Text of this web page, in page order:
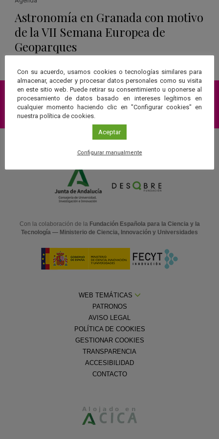
Astronomía en Granada con motivo
de la VII Semana Europea de
Geoparques
Suscríbete a nuestra Newsletter
Una web de:
Con la colaboración de la Fundación Española para la Ciencia y la
Tecnología — Ministerio de Ciencia, Innovación y Universidades
WEB TEMÁTICAS
PATRONOS
AVISO LEGAL
POLÍTICA DE COOKIES
GESTIONAR COOKIES
TRANSPARENCIA
ACCESIBILIDAD
CONTACTO
Con su acuerdo, usamos cookies o tecnologías similares para
almacenar, acceder y procesar datos personales como su visita
en este sitio web. Puede retirar su consentimiento u oponerse al
procesamiento de datos basado en intereses legítimos en
cualquier momento haciendo clic en "Configurar cookies" en
nuestra política de cookies.
Aceptar
Configurar manualmente